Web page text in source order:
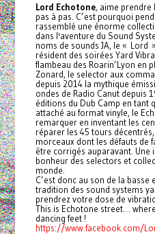
Lord Echotone, aime prendre
pas à pas. C’est pourquoi
rassemblé une énorme
dans l'aventure du Sound
noms de sounds JA, le « Lord
résident des soirées Yard
flambeau des Roarin’Lyon en
Zonard, le selector aux
depuis 2014 la mythique
ondes de Radio Canut depuis
éditions du Dub Camp en tant
attaché au format vinyle, le
remarquer en inventant les
réparer les 45 tours
morceaux dont les défauts de
être corrigés auparavant. Une
bonheur des selectors et
monde.
C’est donc au son de la basse
tradition des sound systems
prendrez votre dose de
This is Echotone street…
dancing feet !
https://www.facebook.com/